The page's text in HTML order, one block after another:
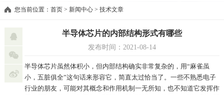
您当前位置： 首页> 新闻中心> 技术文章
半导体芯片的内部结构形式有哪些
发布时间：2021-08-14
半导体芯片虽然体积小，但内部结构确实非常复杂的，用“麻雀虽
小，五脏俱全”这句话来形容它，简直太过恰当了。一些不熟悉电子
行业的朋友，可能对其概念和作用机制一无所知，也不知道它发挥作